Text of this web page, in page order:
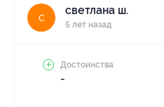
с
светлана ш.
5 лет назад
Достоинства
-